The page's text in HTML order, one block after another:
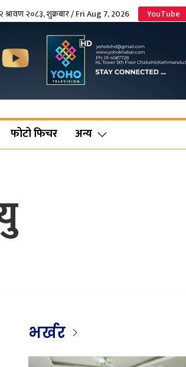
श्रावण २०८३, शुक्रबार / Fri Aug 7, 2026 YouTube
फोटो फिचर अन्य
भर्खर